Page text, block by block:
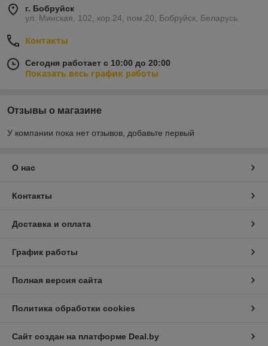
г. Бобруйск
ул. Минская, 102, кор.24, пом.20, Бобруйск, Беларусь
Контакты
Сегодня работает с 10:00 до 20:00
Показать весь график работы
Отзывы о магазине
У компании пока нет отзывов, добавьте первый
О нас
Контакты
Доставка и оплата
График работы
Полная версия сайта
Политика обработки cookies
Сайт создан на платформе Deal.by